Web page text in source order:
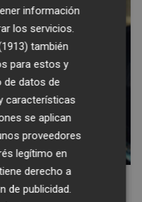
información
los servicios.
también
para estos y
de datos de
características
se aplican
proveedores
legítimo en
derecho a
de publicidad